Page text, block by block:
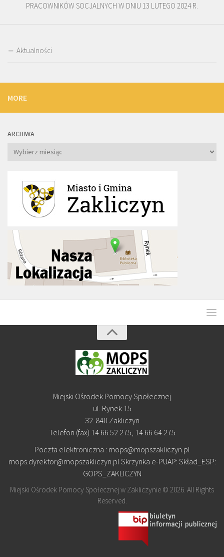
PRACOWNIKÓW SOCJALNYCH W DNIU 13 LUTEGO 2024 R.
Aktualności
MORE
ARCHIWA
Archiwa
Miejski Ośrodek Pomocy Społecznej
ul. Rynek 15
32-840 Zakliczyn
Telefon (fax) 14 66 52 275, 14 66 64 275
Poczta elektroniczna : mops@mopszakliczyn.pl
mops.dyrektor@mopszakliczyn.pl Skrzynka e-PUAP: Skład_ESP:
GOPS_ZAKLICZYN
Miejski Ośrodek Pomocy Społecznej w Zakliczynie © 2026. All Rights
Reserved.